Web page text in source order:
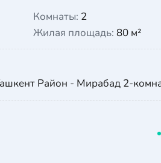
Комнаты: 2
Жилая площадь: 80 м²
Район - Мирабад 2-